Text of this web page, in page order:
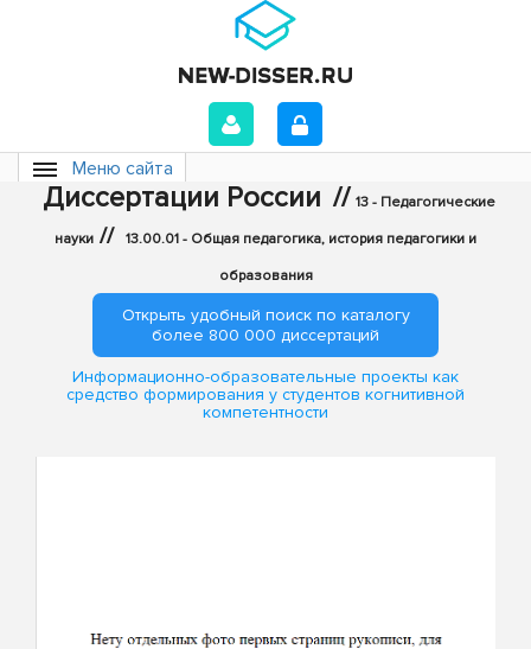
Меню сайта
Диссертации России // 13 - Педагогические
науки // 13.00.01 - Общая педагогика, история педагогики и
образования
Открыть удобный поиск по каталогу
более 800 000 диссертаций
Информационно-образовательные проекты как
средство формирования у студентов когнитивной
компетентности